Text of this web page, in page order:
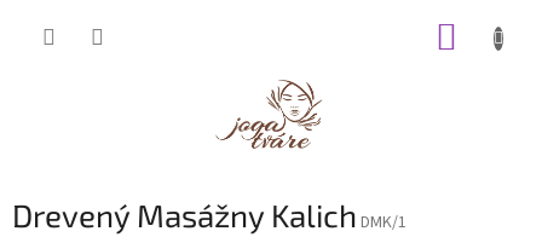
Drevený Masážny Kalich DMK/1